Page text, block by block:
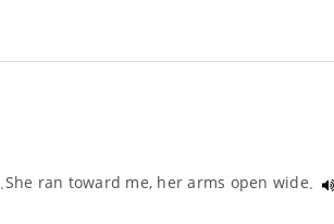
ran toward me, her arms open wide.